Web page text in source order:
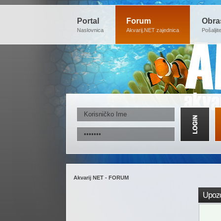
Portal
Naslovnica
Forum
Akvarij.NET zajednica
Akvarij NET - FORUM